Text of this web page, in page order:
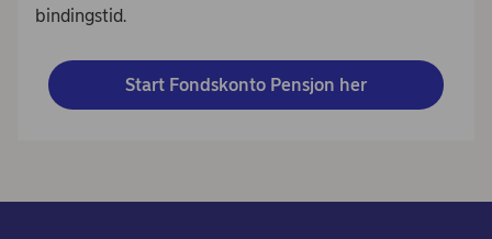
bindingstid.
Start Fondskonto Pensjon her